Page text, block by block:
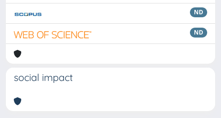
ND
ND
social impact